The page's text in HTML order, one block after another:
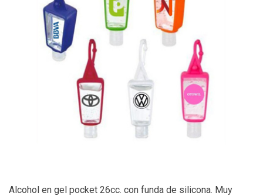
Alcohol en gel pocket 26cc. con funda de silicona. Muy